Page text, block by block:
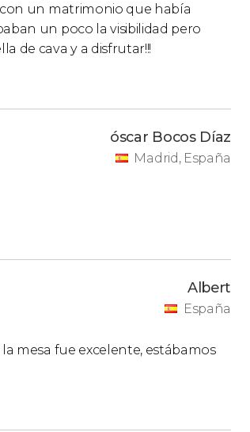
con un matrimonio que había
un poco la visibilidad pero
de cava y a disfrutar!!!
óscar Bocos Díaz
Madrid, España
Albert
España
mesa fue excelente, estábamos